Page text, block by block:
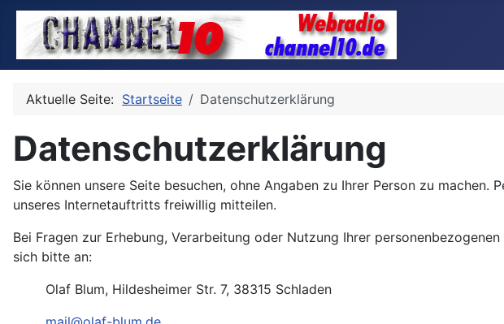
Aktuelle Seite: Startseite Datenschutzerklärung
Datenschutzerklärung
Sie können unsere Seite besuchen, ohne Angaben zu Ihrer Person zu machen.
unseres Internetauftritts freiwillig mitteilen.
Bei Fragen zur Erhebung, Verarbeitung oder Nutzung Ihrer
sich bitte an:
Olaf Blum, Hildesheimer Str. 7, 38315 Schladen